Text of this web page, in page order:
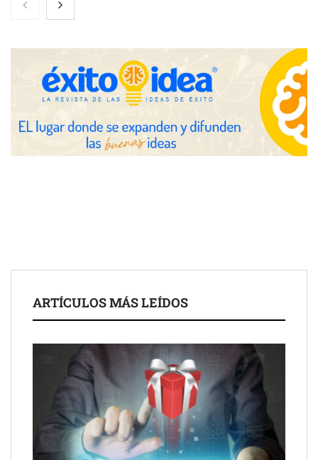
La luz roja, el nuevo aftersun, actúa en la recuperación de la piel
Eulalia Roig lanza ‘The Journal’, una revista digital mensual de
entrevistas y fotografía editorial
ARTÍCULOS MÁS LEÍDOS